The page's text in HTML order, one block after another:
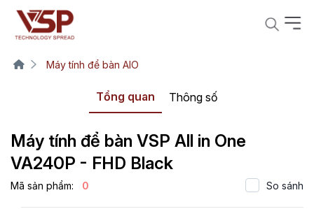
Máy tính để bàn AIO
Tổng quan Thông số
Máy tính để bàn VSP All in One
VA240P - FHD Black
Mã sản phẩm: 0 So sánh